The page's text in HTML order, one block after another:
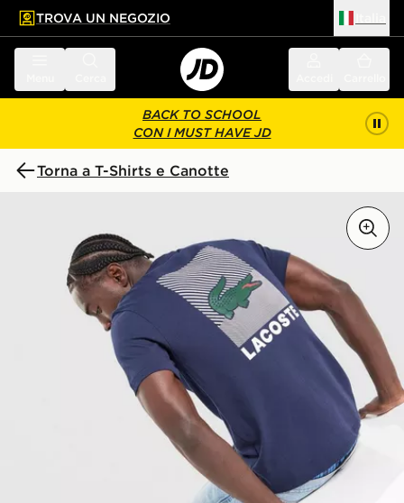
principale
a fondo pagina
TROVA UN NEGOZIO
BACK TO SCHOOL
CON I MUST HAVE JD
Torna a T-Shirts e Canotte